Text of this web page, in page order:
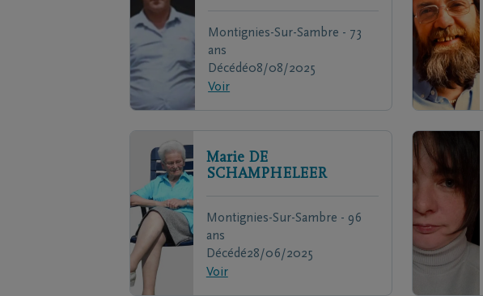
Montignies-Sur-Sambre - 73
ans
Décédé08/08/2025
Voir
Marie DE
SCHAMPHELEER
Montignies-Sur-Sambre - 96
ans
Décédé28/06/2025
Voir